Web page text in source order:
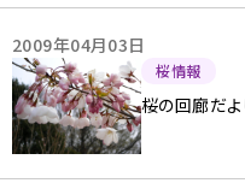
2009年04月03日
桜情報
桜の回廊だよ